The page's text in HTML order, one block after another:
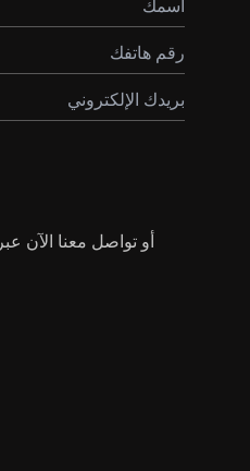
أو تواصل معنا الآن عبر